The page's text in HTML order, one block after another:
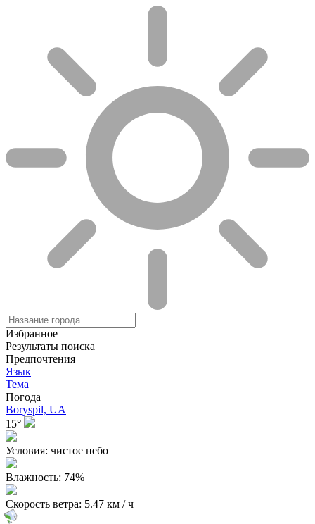
Избранное
Результаты поиска
Предпочтения
Язык
Тема
Погода
Boryspil, UA
15°
Условия: чистое небо
Влажность: 74%
Скорость ветра: 5.47 км / ч